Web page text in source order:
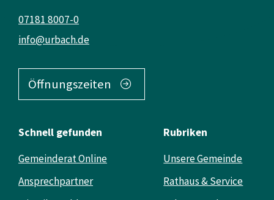
info@urbach.de
07181 8007-0
Öffnungszeiten
Schnell gefunden
Gemeinderat Online
Ansprechpartner
Rubriken
Unsere Gemeinde
Rathaus & Service